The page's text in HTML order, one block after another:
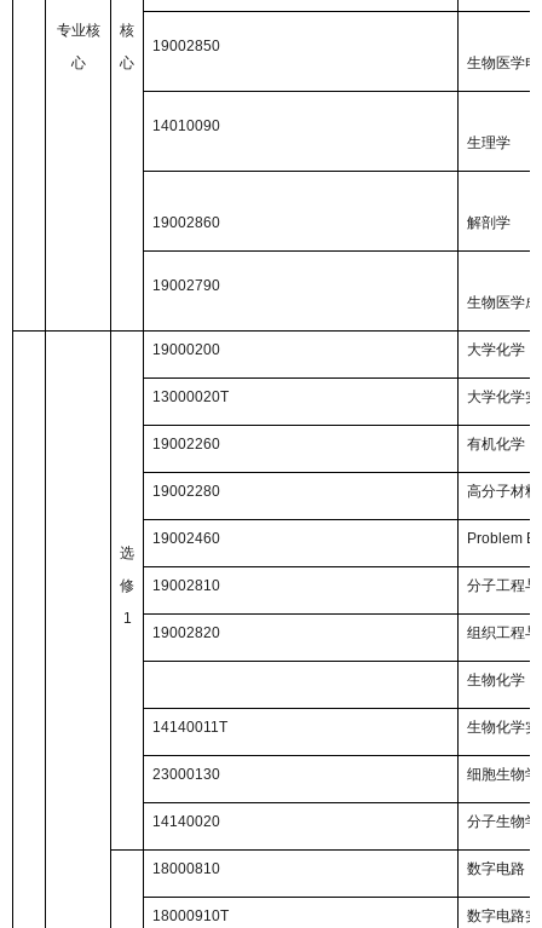
专业核
心
核
心
19002850
生物医学
14010090
生理学
19002860 解剖学
19002790
生物医学
选
修
1
19000200 大学化学
13000020T 大学化学
19002260 有机化学
19002280 高分子材
19002460 Problem
19002810 分子工程
19002820 组织工程
生物化学
14140011T 生物化学
23000130 细胞生物学
14140020 分子生物学
18000810 数字电路
18000910T 数字电路